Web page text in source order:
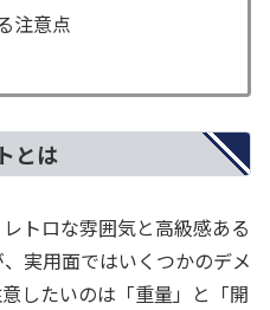
注意点
とは
トロな雰囲気と高級感ある
実用面ではいくつかのデメ
したいのは「重量」と「開